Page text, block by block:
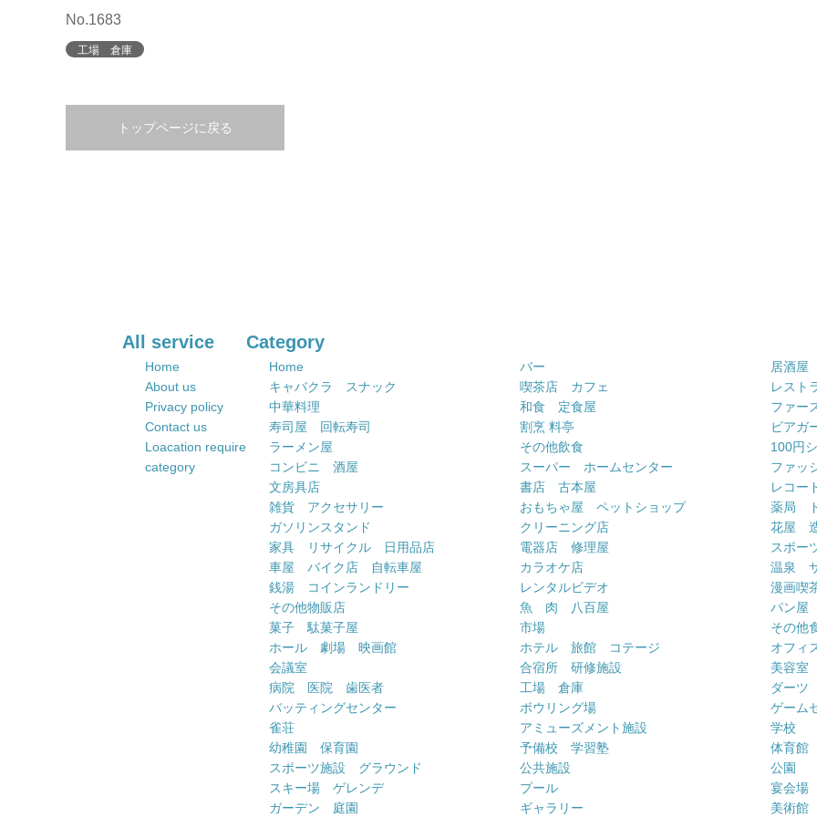
No.1683
工場 倉庫
トップページに戻る
All service
Home
About us
Privacy policy
Contact us
Loacation require
category
Category
Home バー
居酒屋
キャバクラ スナック
喫茶店 カフェ
レスト
中華料理
和食 定食屋
ファー
寿司屋 回転寿司
割烹 料亭
ビアガ
ラーメン屋
その他飲食
100円
コンビニ 酒屋
スーパー ホームセンター
ファッ
文房具店
書店 古本屋
レコー
雑貨 アクセサリー
おもちゃ屋 ペットショップ
薬局
ガソリンスタンド
クリーニング店
花屋
家具 リサイクル 日用品店
電器店 修理屋
スポー
車屋 バイク店 自転車屋
カラオケ店
温泉
銭湯 コインランドリー
レンタルビデオ
漫画喫
その他物販店
魚 肉 八百屋
パン屋
菓子 駄菓子屋
市場
その他
ホール 劇場 映画館
ホテル 旅館 コテージ
オフィ
会議室
合宿所 研修施設
美容室
病院 医院 歯医者
工場 倉庫
ダーツ
バッティングセンター
ボウリング場
ゲーム
雀荘
アミューズメント施設
学校
幼稚園 保育園
予備校 学習塾
体育館
スポーツ施設 グラウンド
公共施設
公園
スキー場 ゲレンデ
プール
宴会場
ガーデン 庭園
ギャラリー 美術館